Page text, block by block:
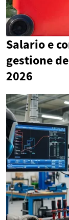
Salario e
gestione
2026